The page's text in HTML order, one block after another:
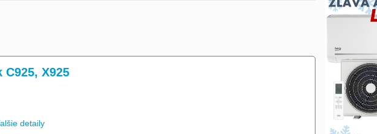
X925
detaily